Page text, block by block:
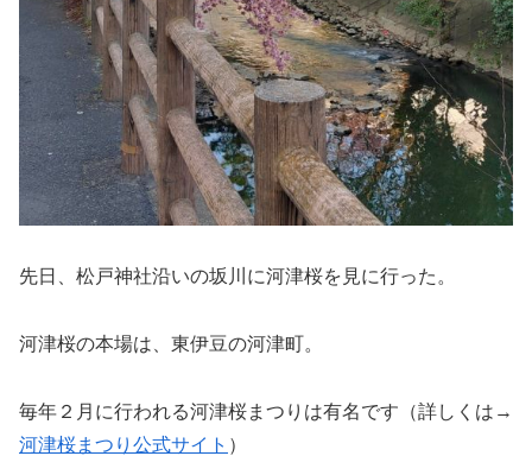
先日、松戸神社沿いの坂川に河津桜を見に行った。
河津桜の本場は、東伊豆の河津町。
毎年２月に行われる河津桜まつりは有名です（詳しくは→
河津桜まつり公式サイト ）